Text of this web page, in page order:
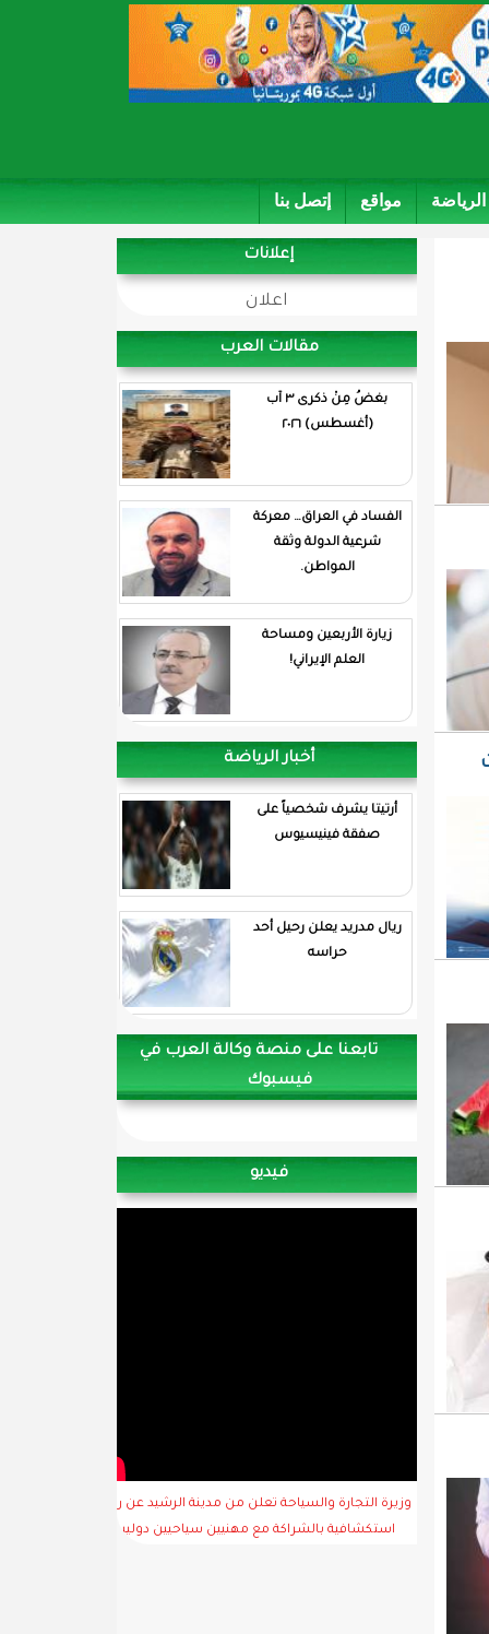
الرياضة مواقع إتصل بنا
إعلانات
اعلان
مقالات العرب
بغضُ مِنْ ذكرى ٣ آب
(أغسطس) ٢٠٢٦
الفساد في العراق… معركة
شرعية الدولة وثقة
المواطن.
زيارة الأربعين ومساحة
العلم الإيراني!
أخبار الرياضة
أرتيتا يشرف شخصياً على
صفقة فينيسيوس
ريال مدريد يعلن رحيل أحد
حراسه
تابعنا على منصة وكالة العرب في
فيسبوك
فيديو
وزيرة التجارة والسياحة تعلن من مدينة الرشيد عن رحلة
استكشافية بالشراكة مع مهنيين سياحيين دوليين